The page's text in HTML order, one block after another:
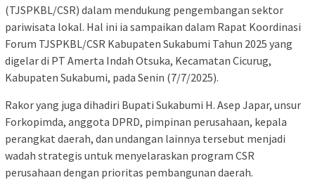
(TJSPKBL/CSR) dalam mendukung pengembangan sektor
pariwisata lokal. Hal ini ia sampaikan dalam Rapat Koordinasi
Forum TJSPKBL/CSR Kabupaten Sukabumi Tahun 2025 yang
digelar di PT Amerta Indah Otsuka, Kecamatan Cicurug,
Kabupaten Sukabumi, pada Senin (7/7/2025).
Rakor yang juga dihadiri Bupati Sukabumi H. Asep Japar, unsur
Forkopimda, anggota DPRD, pimpinan perusahaan, kepala
perangkat daerah, dan undangan lainnya tersebut menjadi
wadah strategis untuk menyelaraskan program CSR
perusahaan dengan prioritas pembangunan daerah.